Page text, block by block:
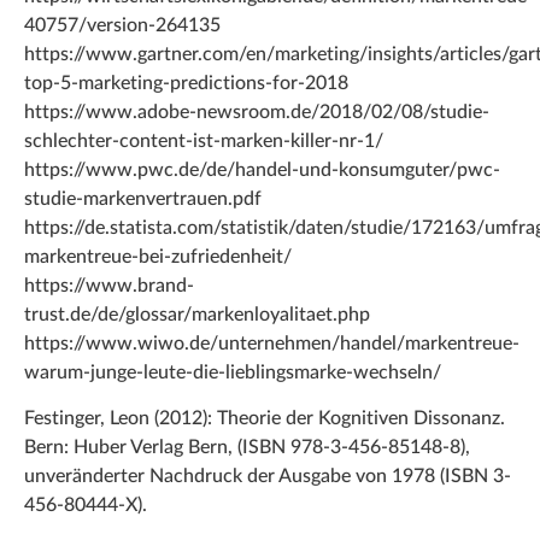
40757/version-264135
https://www.gartner.com/en/marketing/insights/articles/
top-5-marketing-predictions-for-2018
https://www.adobe-newsroom.de/2018/02/08/studie-
schlechter-content-ist-marken-killer-nr-1/
https://www.pwc.de/de/handel-und-konsumguter/pwc-
studie-markenvertrauen.pdf
https://de.statista.com/statistik/daten/studie/172163/
markentreue-bei-zufriedenheit/
https://www.brand-
trust.de/de/glossar/markenloyalitaet.php
https://www.wiwo.de/unternehmen/handel/markentreue-
warum-junge-leute-die-lieblingsmarke-wechseln/
Festinger, Leon (2012): Theorie der Kognitiven Dissonanz.
Bern: Huber Verlag Bern, (ISBN 978-3-456-85148-8),
unveränderter Nachdruck der Ausgabe von 1978 (ISBN 3-
456-80444-X).